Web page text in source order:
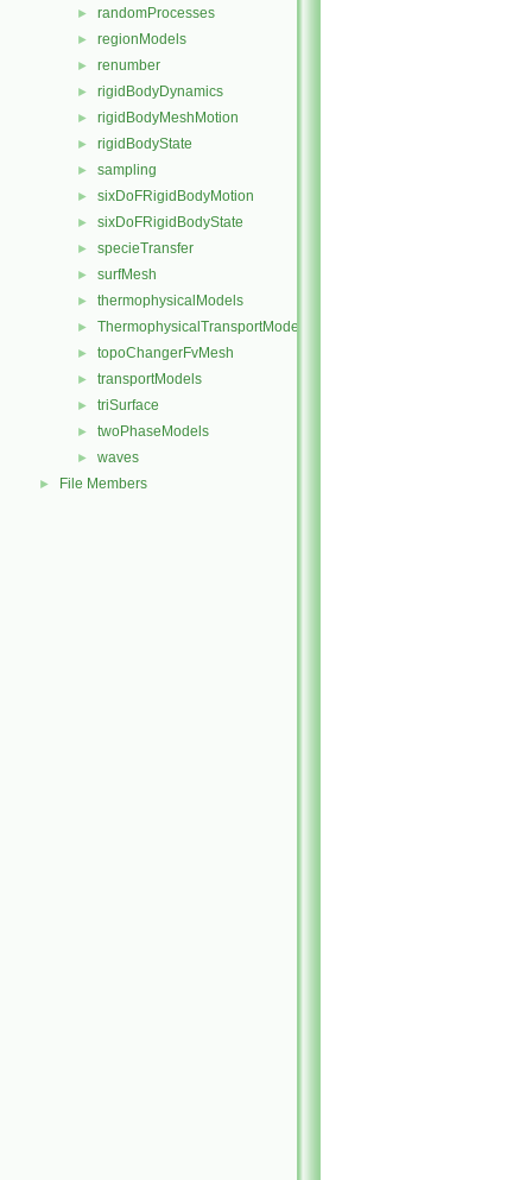
► randomProcesses
► regionModels
► renumber
► rigidBodyDynamics
► rigidBodyMeshMotion
► rigidBodyState
► sampling
► sixDoFRigidBodyMotion
► sixDoFRigidBodyState
► specieTransfer
► surfMesh
► thermophysicalModels
► ThermophysicalTransportModels
► topoChangerFvMesh
► transportModels
► triSurface
► twoPhaseModels
► waves
► File Members